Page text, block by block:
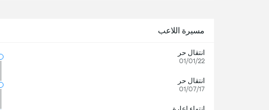
مسيرة اللاعب
انتقال حر
01/01/22
انتقال حر
01/07/17